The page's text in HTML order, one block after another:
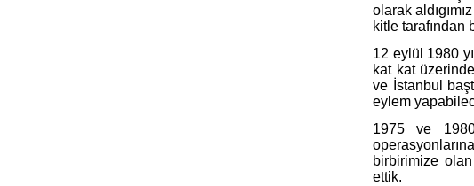
olarak
kitle tarafından
12 eylül 1980
kat kat
ve İstanbul
eylem
1975 ve
operasyonlarına
birbirimize olan
ettik.